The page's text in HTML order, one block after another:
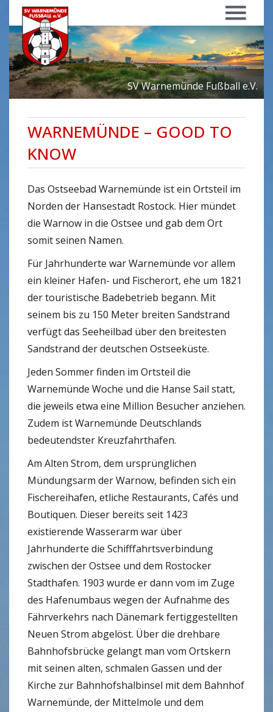
Menü
SV Warnemünde Fußball e.V.
WARNEMÜNDE – GOOD TO
KNOW
Das Ostseebad Warnemünde ist ein Ortsteil im
Norden der Hansestadt Rostock. Hier mündet
die Warnow in die Ostsee und gab dem Ort
somit seinen Namen.
Für Jahrhunderte war Warnemünde vor allem
ein kleiner Hafen- und Fischerort, ehe um 1821
der touristische Badebetrieb begann. Mit
seinem bis zu 150 Meter breiten Sandstrand
verfügt das Seeheilbad über den breitesten
Sandstrand der deutschen Ostseeküste.
Jeden Sommer finden im Ortsteil die
Warnemünde Woche und die Hanse Sail statt,
die jeweils etwa eine Million Besucher anziehen.
Zudem ist Warnemünde Deutschlands
bedeutendster Kreuzfahrthafen.
Am Alten Strom, dem ursprünglichen
Mündungsarm der Warnow, befinden sich ein
Fischereihafen, etliche Restaurants, Cafés und
Boutiquen. Dieser bereits seit 1423
existierende Wasserarm war über
Jahrhunderte die Schifffahrtsverbindung
zwischen der Ostsee und dem Rostocker
Stadthafen. 1903 wurde er dann vom im Zuge
des Hafenumbaus wegen der Aufnahme des
Fährverkehrs nach Dänemark fertiggestellten
Neuen Strom abgelöst. Über die drehbare
Bahnhofsbrücke gelangt man vom Ortskern
mit seinen alten, schmalen Gassen und der
Kirche zur Bahnhofshalbinsel mit dem Bahnhof
Warnemünde, der Mittelmole und dem